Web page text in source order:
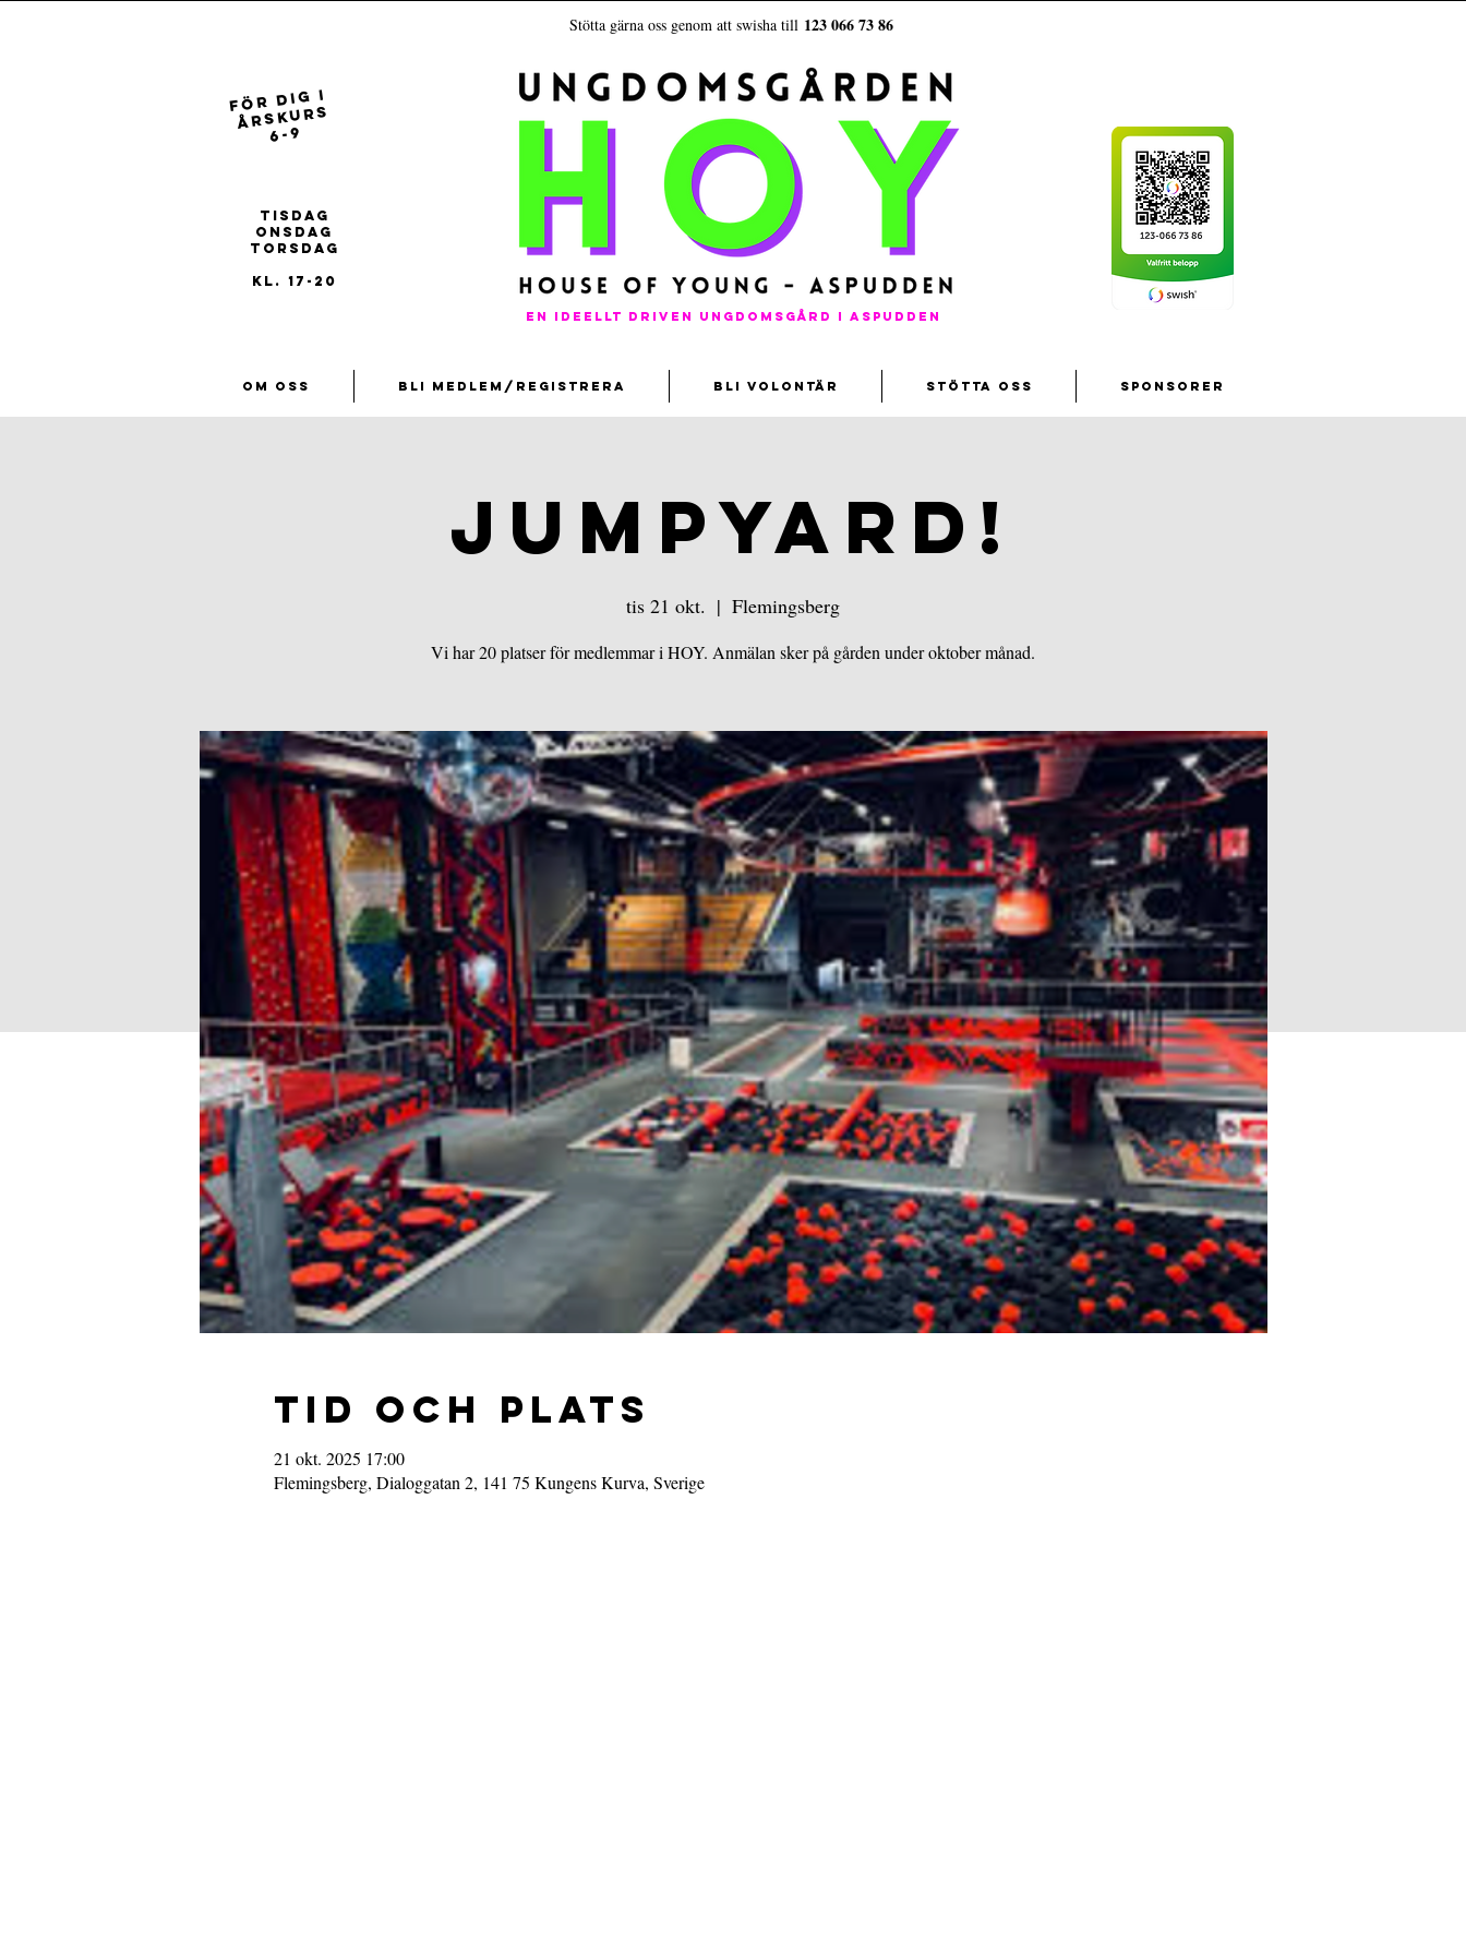
Stötta gärna oss genom att swisha till 123 066 73 86
En ideellt driven ungdomsgård i aspudden
FÖR dig i
ÅRSKURS
6-9
tisdag
onsdag
torsdag
kl. 17-20
Om oss Bli medlem/registrera Bli volontär Stötta oss Sponsorer
JUMPYARD!
tis 21 okt.
  |
Flemingsberg
Vi har 20 platser för medlemmar i HOY. Anmälan sker på gården under oktober månad.
Tid och plats
21 okt. 2025 17:00
Flemingsberg, Dialoggatan 2, 141 75 Kungens Kurva, Sverige